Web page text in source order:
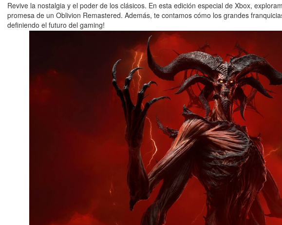
Revive la nostalgia y el poder de los clásicos. En esta edición especial de Xbox,
promesa de un Oblivion Remastered. Además, te contamos cómo los grandes
definiendo el futuro del gaming!